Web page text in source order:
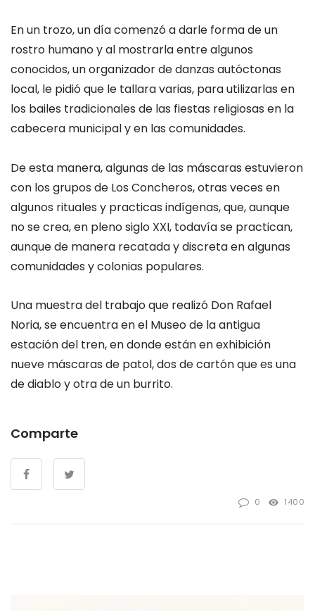
En un trozo, un día comenzó a darle forma de un
rostro humano y al mostrarla entre algunos
conocidos, un organizador de danzas autóctonas
local, le pidió que le tallara varias, para utilizarlas en
los bailes tradicionales de las fiestas religiosas en la
cabecera municipal y en las comunidades.
De esta manera, algunas de las máscaras estuvieron
con los grupos de Los Concheros, otras veces en
algunos rituales y practicas indígenas, que, aunque
no se crea, en pleno siglo XXI, todavía se practican,
aunque de manera recatada y discreta en algunas
comunidades y colonias populares.
Una muestra del trabajo que realizó Don Rafael
Noria, se encuentra en el Museo de la antigua
estación del tren, en donde están en exhibición
nueve máscaras de patol, dos de cartón que es una
de diablo y otra de un burrito.
Comparte
0 1400